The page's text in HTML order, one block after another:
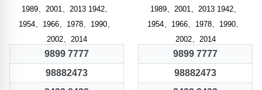
1989、2001、2013 1942、
1954、1966、1978、1990、
2002、2014
9899 7777
98882473
1989、2001、2013 1942、
1954、1966、1978、1990、
2002、2014
9899 7777
98882473